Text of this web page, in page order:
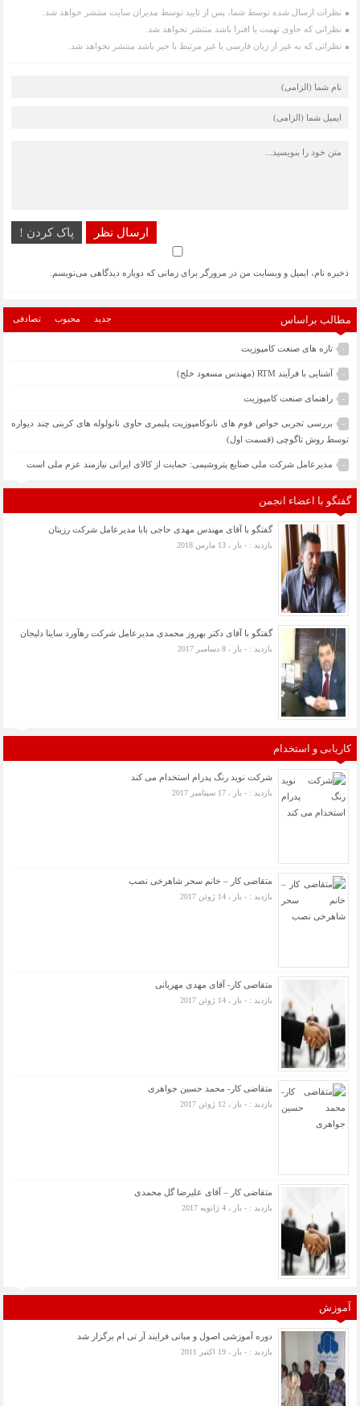
نظرات ارسال شده توسط شما، پس از تایید توسط مدیران سایت منتشر خواهد شد.
نظراتی که حاوی تهمت یا افترا باشد منتشر نخواهد شد.
نظراتی که به غیر از زبان فارسی یا غیر مرتبط با خبر باشد منتشر نخواهد شد.
ارسال نظر پاک کردن !
ذخیره نام، ایمیل و وبسایت من در مرورگر برای زمانی که دوباره دیدگاهی می‌نویسم.
مطالب براساس جدید محبوب تصادفی
- تازه های صنعت کامپوزیت
- آشنایی با فرآیند RTM (مهندس مسعود خلج)
- راهنمای صنعت کامپوزیت
-
بررسی تجربی خواص فوم های نانوکامپوزیت پلیمری حاوی نانولوله های کربنی چند دیواره
توسط روش تاگوچی (قسمت اول)
- مدیرعامل شرکت ملی صنایع پتروشیمی: حمایت از کالای ایرانی نیازمند عزم ملی است
گفتگو با اعضاء انجمن
گفتگو با آقای مهندس مهدی حاجی بابا مدیرعامل شرکت رزیتان
بازدید : - بار ، 13 مارس 2018
گفتگو با آقای دکتر بهروز محمدی مدیرعامل شرکت رهآورد ساینا دلیجان
بازدید : - بار ، 8 دسامبر 2017
کاریابی و استخدام
شرکت نوید رنگ پدرام استخدام می کند
بازدید : - بار ، 17 سپتامبر 2017
متقاضی کار – خانم سحر شاهرخی نصب
بازدید : - بار ، 14 ژوئن 2017
متقاضی کار- آقای مهدی مهربانی
بازدید : - بار ، 14 ژوئن 2017
متقاضی کار- محمد حسین جواهری
بازدید : - بار ، 12 ژوئن 2017
متقاضی کار – آقای علیرضا گل محمدی
بازدید : - بار ، 4 ژانویه 2017
آموزش
دوره آموزشی اصول و مبانی فرایند آر تی ام برگزار شد
بازدید : - بار ، 19 اکتبر 2011